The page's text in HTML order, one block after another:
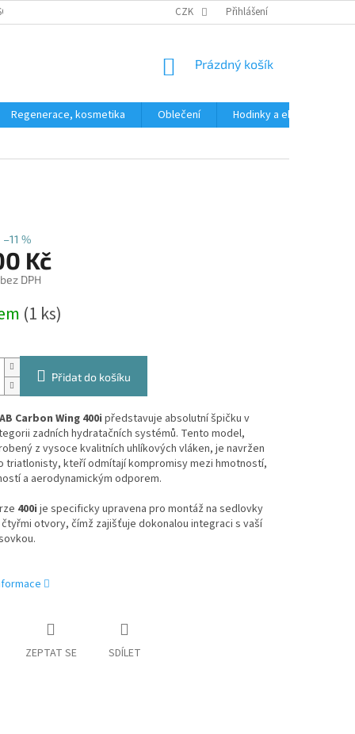
ÚDAJŮ CZK Přihlášení
NÁKUPNÍ
Prázdný košík
Regenerace, kosmetika Oblečení
Hodinky a elektronika
–11 %
Kč
DPH
(1 ks)
Přidat do košíku
Carbon Wing 400i představuje absolutní špičku v
zadních hydratačních systémů. Tento model,
z vysoce kvalitních uhlíkových vláken, je navržen
triatlonisty, kteří odmítají kompromisy mezi hmotností,
a aerodynamickým odporem.
400i je specificky upravena pro montáž na sedlovky
otvory, čímž zajišťuje dokonalou integraci s vaší
ZEPTAT SE SDÍLET